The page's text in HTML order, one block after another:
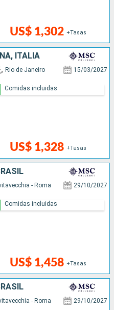
US$ 1,302 +Tasas
ITALIA
Rio de Janeiro 15/03/2027
US$ 1,328 +Tasas
Comidas incluidas
- Roma 29/10/2027
US$ 1,458 +Tasas
Comidas incluidas
- Roma 29/10/2027